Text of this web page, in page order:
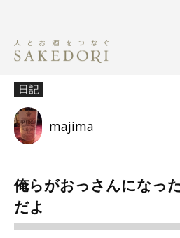
日記
majima
俺らがおっさんになっ
だよ